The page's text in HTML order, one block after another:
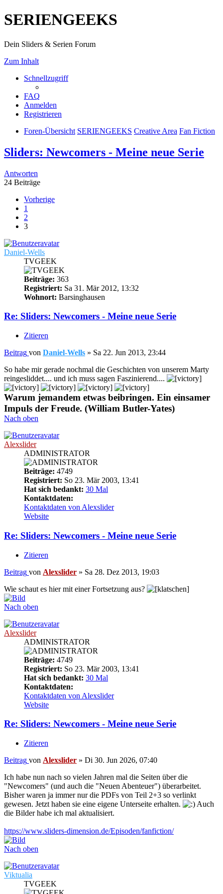
SERIENGEEKS
Dein Sliders & Serien Forum
Zum Inhalt
Schnellzugriff
FAQ
Anmelden
Registrieren
Foren-Übersicht SERIENGEEKS Creative Area Fan Fiction
Sliders: Newcomers - Meine neue Serie
Antworten
24 Beiträge
Vorherige
1
2
3
Daniel-Wells
TVGEEK
Beiträge: 363
Registriert: Sa 31. Mär 2012, 13:32
Wohnort: Barsinghausen
Re: Sliders: Newcomers - Meine neue Serie
Zitieren
Beitrag von Daniel-Wells » Sa 22. Jun 2013, 23:44
So habe mir gerade nochmal die Geschichten von unserem Marty
reingesliddet.... und ich muss sagen Faszinierend....
Warum jemandem etwas beibringen. Ein einsamer
Impuls der Freude. (William Butler-Yates)
Nach oben
Alexslider
ADMINISTRATOR
Beiträge: 4749
Registriert: So 23. Mär 2003, 13:41
Hat sich bedankt: 30 Mal
Kontaktdaten:
Kontaktdaten von Alexslider
Website
Re: Sliders: Newcomers - Meine neue Serie
Zitieren
Beitrag von Alexslider » Sa 28. Dez 2013, 19:03
Wie schaut es hier mit einer Fortsetzung aus?
Nach oben
Alexslider
ADMINISTRATOR
Beiträge: 4749
Registriert: So 23. Mär 2003, 13:41
Hat sich bedankt: 30 Mal
Kontaktdaten:
Kontaktdaten von Alexslider
Website
Re: Sliders: Newcomers - Meine neue Serie
Zitieren
Beitrag von Alexslider » Di 30. Jun 2026, 07:40
Ich habe nun nach so vielen Jahren mal die Seiten über die
"Newcomers" (und auch die "Neuen Abenteuer") überarbeitet.
Bisher waren ja immer nur die PDFs von Teil 2+3 so verlinkt
gewesen. Jetzt haben sie eine eigene Unterseite erhalten.
Auch
die Bilder habe ich mal aktualisiert.
https://www.sliders-dimension.de/Episoden/fanfiction/
Nach oben
Viktualia
TVGEEK